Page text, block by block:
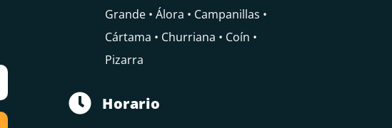
Grande • Álora • Campanillas •
Cártama • Churriana • Coín •
Pizarra
 Horario